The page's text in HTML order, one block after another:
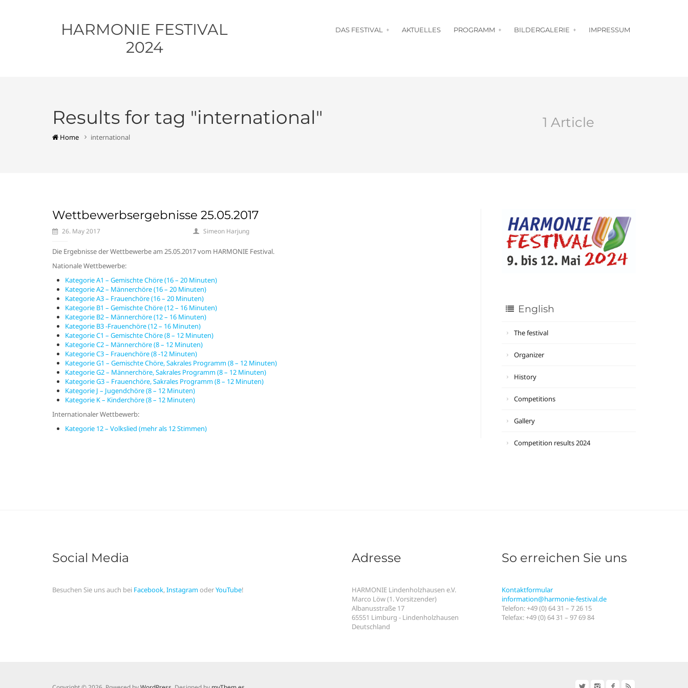
HARMONIE FESTIVAL
2024
DAS FESTIVAL AKTUELLES PROGRAMM BILDERGALERIE IMPRESSUM
Results for tag "international"
Home international
1 Article
Wettbewerbsergebnisse 25.05.2017
26. May 2017 Simeon Harjung
Die Ergebnisse der Wettbewerbe am 25.05.2017 vom HARMONIE Festival.
Nationale Wettbewerbe:
Kategorie A1 – Gemischte Chöre (16 – 20 Minuten)
Kategorie A2 – Männerchöre (16 – 20 Minuten)
Kategorie A3 – Frauenchöre (16 – 20 Minuten)
Kategorie B1 – Gemischte Chöre (12 – 16 Minuten)
Kategorie B2 – Männerchöre (12 – 16 Minuten)
Kategorie B3 -Frauenchöre (12 – 16 Minuten)
Kategorie C1 – Gemischte Chöre (8 – 12 Minuten)
Kategorie C2 – Männerchöre (8 – 12 Minuten)
Kategorie C3 – Frauenchöre (8 -12 Minuten)
Kategorie G1 – Gemischte Chöre, Sakrales Programm (8 – 12 Minuten)
Kategorie G2 – Männerchöre, Sakrales Programm (8 – 12 Minuten)
Kategorie G3 – Frauenchöre, Sakrales Programm (8 – 12 Minuten)
Kategorie J – Jugendchöre (8 – 12 Minuten)
Kategorie K – Kinderchöre (8 – 12 Minuten)
Internationaler Wettbewerb:
Kategorie 12 – Volkslied (mehr als 12 Stimmen)
English
The festival
Organizer
History
Competitions
Gallery
Competition results 2024
Social Media
Besuchen Sie uns auch bei Facebook, InstagramoderYouTube!
Adresse
HARMONIE Lindenholzhausen e.V.
Marco Löw (1. Vorsitzender)
Albanusstraße 17
65551 Limburg - Lindenholzhausen
Deutschland
So erreichen Sie uns
Kontaktformular
information@harmonie-festival.de
Telefon: +49 (0) 64 31 – 7 26 15
Telefax: +49 (0) 64 31 – 97 69 84